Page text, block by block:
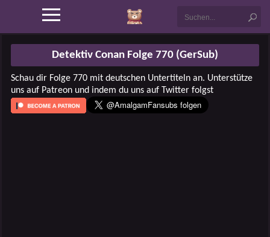
Detektiv Conan Folge 770 (GerSub)
Schau dir Folge 770 mit deutschen Untertiteln an. Unterstütze
uns auf Patreon und indem du uns auf Twitter folgst